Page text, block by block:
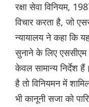
रक्षा सेवा विनियम,
विचार करता है, जो
न्यायालय ने कहा कि
सुनाने के लिए एससीएम
केवल सामान्य निर्देश
है तो विनियमन में
भी कानूनी सजा को